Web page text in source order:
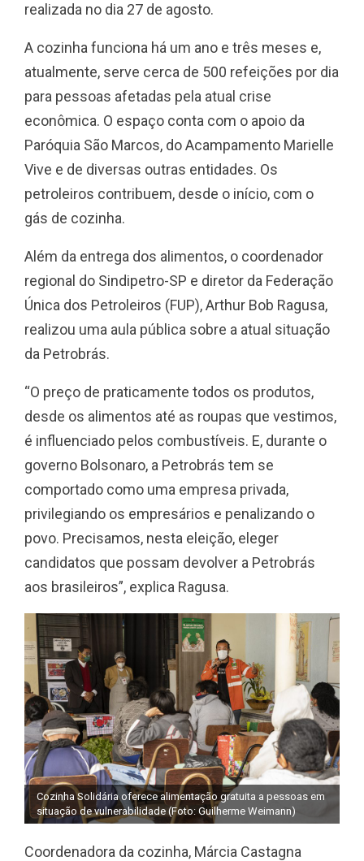
realizada no dia 27 de agosto.
A cozinha funciona há um ano e três meses e,
atualmente, serve cerca de 500 refeições por dia
para pessoas afetadas pela atual crise
econômica. O espaço conta com o apoio da
Paróquia São Marcos, do Acampamento Marielle
Vive e de diversas outras entidades. Os
petroleiros contribuem, desde o início, com o
gás de cozinha.
Além da entrega dos alimentos, o coordenador
regional do Sindipetro-SP e diretor da Federação
Única dos Petroleiros (FUP), Arthur Bob Ragusa,
realizou uma aula pública sobre a atual situação
da Petrobrás.
“O preço de praticamente todos os produtos,
desde os alimentos até as roupas que vestimos,
é influenciado pelos combustíveis. E, durante o
governo Bolsonaro, a Petrobrás tem se
comportado como uma empresa privada,
privilegiando os empresários e penalizando o
povo. Precisamos, nesta eleição, eleger
candidatos que possam devolver a Petrobrás
aos brasileiros”, explica Ragusa.
Cozinha Solidária oferece alimentação gratuita a pessoas em
situação de vulnerabilidade (Foto: Guilherme Weimann)
Coordenadora da cozinha, Márcia Castagna